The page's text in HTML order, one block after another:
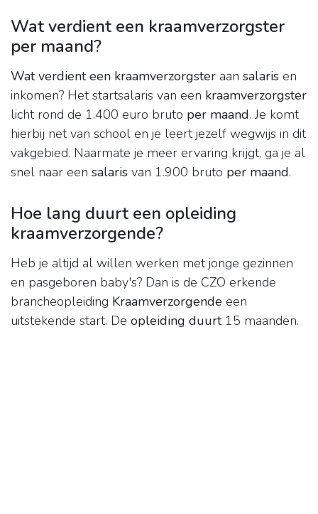
Wat verdient een kraamverzorgster
per maand?
Wat verdient een kraamverzorgster aan salaris en
inkomen? Het startsalaris van een kraamverzorgster
licht rond de 1.400 euro bruto per maand. Je komt
hierbij net van school en je leert jezelf wegwijs in dit
vakgebied. Naarmate je meer ervaring krijgt, ga je al
snel naar een salaris van 1.900 bruto per maand.
Hoe lang duurt een opleiding
kraamverzorgende?
Heb je altijd al willen werken met jonge gezinnen
en pasgeboren baby's? Dan is de CZO erkende
brancheopleiding Kraamverzorgende een
uitstekende start. De opleiding duurt15 maanden.